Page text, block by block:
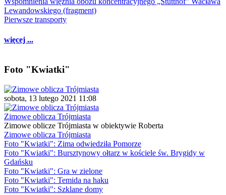
Lewandowskiego (fragment)
Pierwsze transporty
więcej ...
Foto "Kwiatki"
sobota, 13 lutego 2021 11:08
Zimowe oblicza Trójmiasta
Zimowe oblicze Trójmiasta w obiektywie Roberta
Zimowe oblicza Trójmiasta
Foto "Kwiatki": Zima odwiedziła Pomorze
Foto "Kwiatki": Bursztynowy ołtarz w kościele św. Brygidy w
Gdańsku
Foto "Kwiatki": Gra w zielone
Foto "Kwiatki": Temida na haku
Foto "Kwiatki": Szklane domy